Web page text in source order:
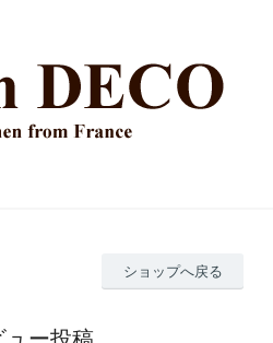
ショップへ戻る
ュー投稿